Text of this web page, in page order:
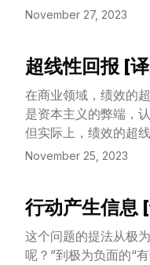
们期望的人工智能方
似乎只有上帝才知道。
November 27, 2023
超线性回报 [
在商业领域，绩效的
是资本主义的弊端，
但实际上，绩效的超
而非我们人为制定规
November 25, 2023
View Article
行动产生信息
这个问题的提法从极
呢？”到极为负面的“
View Article